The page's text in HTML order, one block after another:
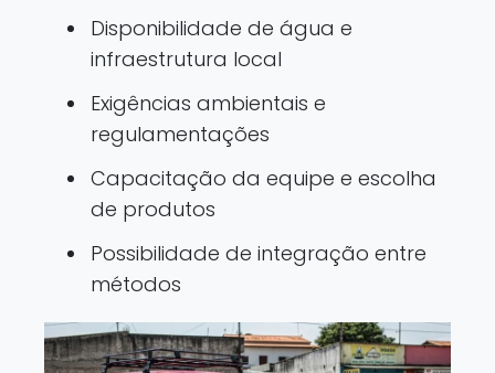
Disponibilidade de água e
infraestrutura local
Exigências ambientais e
regulamentações
Capacitação da equipe e escolha
de produtos
Possibilidade de integração entre
métodos